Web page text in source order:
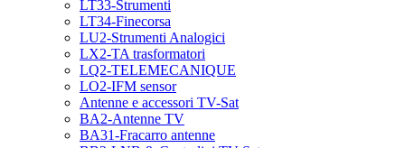
LT33-Strumenti
LT34-Finecorsa
LU2-Strumenti Analogici
LX2-TA trasformatori
LQ2-TELEMECANIQUE
LO2-IFM sensor
Antenne e accessori TV-Sat
BA2-Antenne TV
BA31-Fracarro antenne